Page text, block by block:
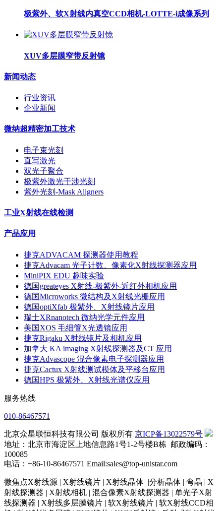
极紫外、软X射线内真空CCD相机-LOTTE-i成像系列
XUV多层膜窄带反射镜
新闻动态
行业资讯
企业新闻
微纳超精密加工技术
电子束光刻
直写激光
双光子聚合
极紫外激光干涉光刻
紫外光刻-Mask Aligners
工业X射线在线检测
产品应用
捷克ADVACAM 探测器使用教程
捷克Advacam 光子计数、像素化X射线探测器应用
MiniPIX EDU 趣味实验
德国greateyes X射线-极紫外-近红外相机应用
德国Microworks 微结构及X射线光栅应用
德国optiXfab 极紫外、X射线镜片应用
瑞士XRnanotech 微纳光学元件应用
美国XOS 毛细管X光透镜应用
捷克Rigaku X射线镜片及相机应用
加拿大 KA imaging X射线探测器及CT 应用
捷克Advascope 混合像素电子探测器应用
捷克Cactux X射线测试模体及平移台应用
德国HPS 极紫外、X射线光谱仪应用
服务热线
010-86467571
北京众星联恒科技有限公司 版权所有 京ICP备13022579号
地址：北京市海淀区上地信息路1号1-2号楼B栋 邮政编码：
100085
电话：+86-10-86467571 Email:sales@top-unistar.com
微焦点X射线源 | X射线镜片 | X射线晶体 |分析晶体 | 弯晶 | X
射线探测器 | X射线相机 | 混合像素X射线探测器 | 单光子X射
线探测器 | X射线多层膜镜片 | 软X射线镜片 | 软X射线CCD相